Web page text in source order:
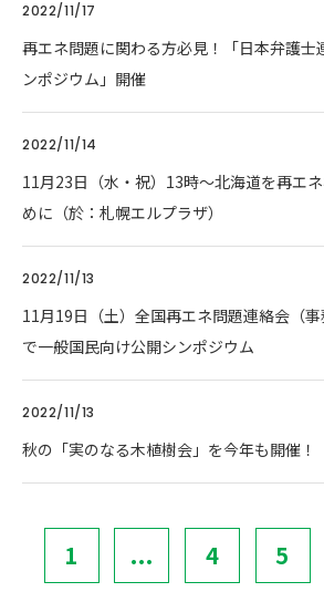
2022/11/17
再エネ問題に関わる方必見！「日本弁護
ンポジウム」開催
2022/11/14
11月23日（水・祝）13時～北海道を再エ
めに（於：札幌エルプラザ）
2022/11/13
11月19日（土）全国再エネ問題連絡会（
で一般国民向け公開シンポジウム
2022/11/13
秋の「実のなる木植樹会」を今年も開催！
1 ... 4 5